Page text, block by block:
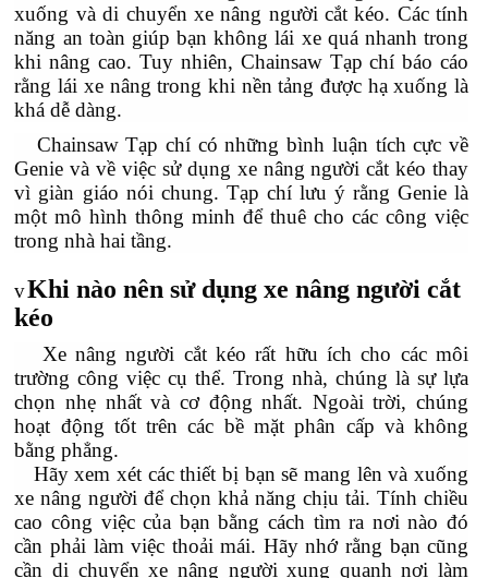
xuống và di chuyển xe nâng người cắt kéo. Các tính
năng an toàn giúp bạn không lái xe quá nhanh trong
khi nâng cao. Tuy nhiên, Chainsaw Tạp chí báo cáo
rằng lái xe nâng trong khi nền tảng được hạ xuống là
khá dễ dàng.
Chainsaw Tạp chí có những bình luận tích cực về
Genie và về việc sử dụng xe nâng người cắt kéo thay
vì giàn giáo nói chung. Tạp chí lưu ý rằng Genie là
một mô hình thông minh để thuê cho các công việc
trong nhà hai tầng.
vKhi nào nên sử dụng xe nâng người cắt
kéo
Xe nâng người cắt kéo rất hữu ích cho các môi
trường công việc cụ thể. Trong nhà, chúng là sự lựa
chọn nhẹ nhất và cơ động nhất. Ngoài trời, chúng
hoạt động tốt trên các bề mặt phân cấp và không
bằng phẳng.
Hãy xem xét các thiết bị bạn sẽ mang lên và xuống
xe nâng người để chọn khả năng chịu tải. Tính chiều
cao công việc của bạn bằng cách tìm ra nơi nào đó
cần phải làm việc thoải mái. Hãy nhớ rằng bạn cũng
cần di chuyển xe nâng người xung quanh nơi làm